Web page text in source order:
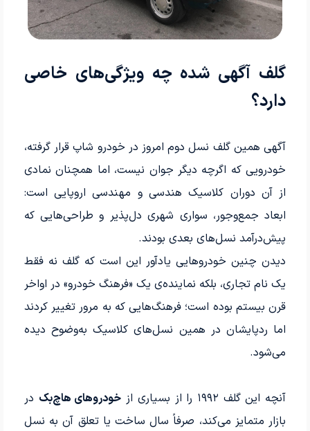
گلف آگهی شده چه ویژگی‌های خاصی
دارد؟
آگهی همین گلف نسل دوم امروز در خودرو شاپ قرار گرفته،
خودرویی که اگرچه دیگر جوان نیست، اما همچنان نمادی
از آن دوران کلاسیک هندسی و مهندسی اروپایی است:
ابعاد جمع‌وجور، سواری شهری دل‌پذیر و طراحی‌هایی که
پیش‌درآمد نسل‌های بعدی بودند.
دیدن چنین خودروهایی یادآور این است که گلف نه فقط
یک نام تجاری، بلکه نماینده‌ی یک «فرهنگ خودرو» در اواخر
قرن بیستم بوده است؛ فرهنگ‌هایی که به مرور تغییر کردند
اما ردپایشان در همین نسل‌های کلاسیک به‌وضوح دیده
می‌شود.
آنچه این گلف ۱۹۹۲ را از بسیاری از خودروهای هاچ‌بک در
بازار متمایز می‌کند، صرفاً سال ساخت یا تعلق آن به نسل